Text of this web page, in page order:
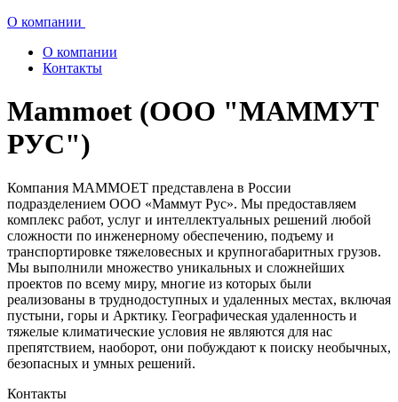
О компании
О компании
Контакты
Mammoet (ООО "МАММУТ
РУС")
Компания МАММОЕТ представлена в России
подразделением ООО «Маммут Рус». Мы предоставляем
комплекс работ, услуг и интеллектуальных решений любой
сложности по инженерному обеспечению, подъему и
транспортировке тяжеловесных и крупногабаритных грузов.
Мы выполнили множество уникальных и сложнейших
проектов по всему миру, многие из которых были
реализованы в труднодоступных и удаленных местах, включая
пустыни, горы и Арктику. Географическая удаленность и
тяжелые климатические условия не являются для нас
препятствием, наоборот, они побуждают к поиску необычных,
безопасных и умных решений.
Контакты